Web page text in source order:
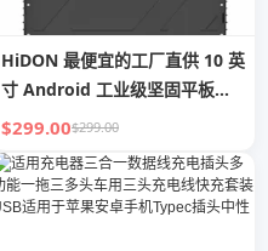
HiDON 最便宜的工厂直供 10 英
寸 Android 工业级坚固平板电
脑，配 RJ45、NFC、条码、车
载充电器，并支持手持 RFID 与
指纹识别
$299.00$299.00